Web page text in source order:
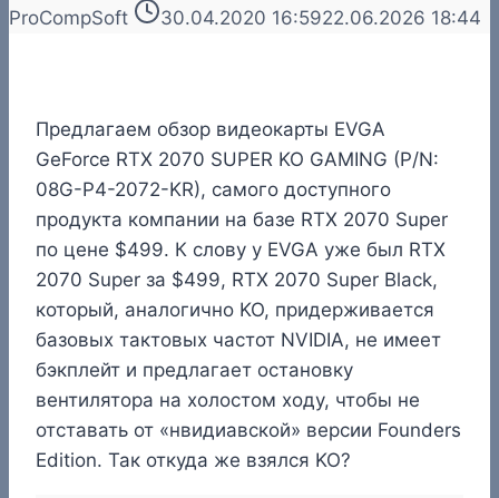
ProCompSoft 30.04.2020 16:5922.06.2026 18:44
Предлагаем обзор видеокарты EVGA
GeForce RTX 2070 SUPER KO GAMING (P/N:
08G-P4-2072-KR), самого доступного
продукта компании на базе RTX 2070 Super
по цене $499. К слову у EVGA уже был RTX
2070 Super за $499, RTX 2070 Super Black,
который, аналогично KO, придерживается
базовых тактовых частот NVIDIA, не имеет
бэкплейт и предлагает остановку
вентилятора на холостом ходу, чтобы не
отставать от «нвидиавской» версии Founders
Edition. Так откуда же взялся KO?